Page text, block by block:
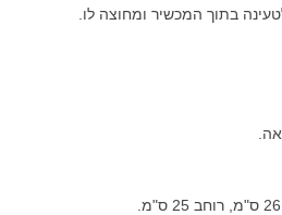
בתוך המכשיר ומחוצה לו.